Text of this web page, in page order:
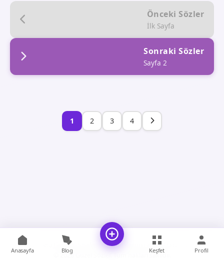
Önceki Sözler
İlk Sayfa
Sonraki Sözler
Sayfa 2
1 2 3 4
Anasayfa Gizlilik SözleşmesiKullanım Koşulları İletişim
© 2026 Güzel Sözler. Tüm hakları saklıdır.
Anasayfa Blog Keşfet Profil